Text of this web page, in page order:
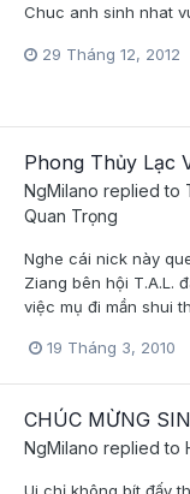
Chuc anh sinh nhat
29 Tháng 12, 2012
Phong Thủy Lạc
NgMilano replied to
Quan Trọng
Nghe cái nick này
Ziang bên hội T.A.L.
việc mụ đi mần shui
19 Tháng 3, 2010
CHÚC MỪNG
NgMilano replied to
Ui chị không bít đấy